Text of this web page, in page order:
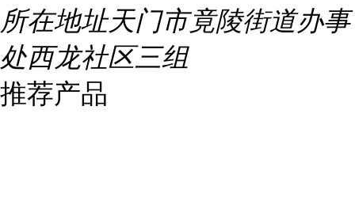
所在地址天门市竟陵街道办事
处西龙社区三组
推荐产品